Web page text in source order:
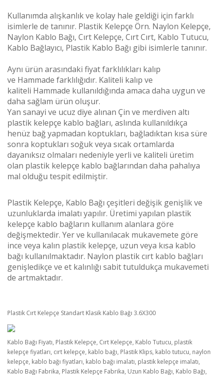
Kullanımda alışkanlık ve kolay hale geldiği için farklı
isimlerle de tanınır. Plastik Kelepçe Örn. Naylon Kelepçe,
Naylon Kablo Bağı, Cırt Kelepçe, Cırt Cırt, Kablo Tutucu,
Kablo Bağlayıcı, Plastik Kablo Bağı gibi isimlerle tanınır.
Aynı ürün arasındaki fiyat farklılıkları kalıp
ve Hammade farklılığıdır. Kaliteli kalıp ve
kaliteli Hammade kullanıldığında amaca daha uygun ve
daha sağlam ürün oluşur.
Yan sanayi ve ucuz diye alınan Çin ve merdiven altı
plastik kelepçe kablo bağları, aslında kullanıldıkça
henüz bağ yapmadan koptukları, bağladıktan kısa süre
sonra koptukları soğuk veya sıcak ortamlarda
dayanıksız olmaları nedeniyle yerli ve kaliteli üretim
olan plastik kelepçe kablo bağlarından daha pahalıya
mal olduğu tespit edilmiştir.
Plastik Kelepçe, Kablo Bağı çeşitleri değişik genişlik ve
uzunluklarda imalatı yapılır. Üretimi yapılan plastik
kelepçe kablo bağların kullanım alanlara göre
değişmektedir. Yer ve kullanılacak mukavemete göre
ince veya kalın plastik kelepçe, uzun veya kısa kablo
bağı kullanılmaktadır. Naylon plastik cırt kablo bağları
genişledikçe ve et kalınlığı sabit tutuldukça mukavemeti
de artmaktadır.
Plastik Cırt Kelepçe Standart Klasik Kablo Bağı 3.6X300
Kablo Bağı Fiyatı, Plastik Kelepçe, Cırt Kelepçe, Kablo Tutucu, plastik
kelepçe fiyatları, cırt kelepçe, kablo bağı, Plastik Klips, kablo tutucu, naylon
kelepçe, kablo bağı fiyatları, kablo bağı imalatı, plastik kelepçe imalatı,
Kablo Bağı Fabrika, Plastik Kelepçe Fabrika, Uzun Kablo Bağı, Kablo Bağı,